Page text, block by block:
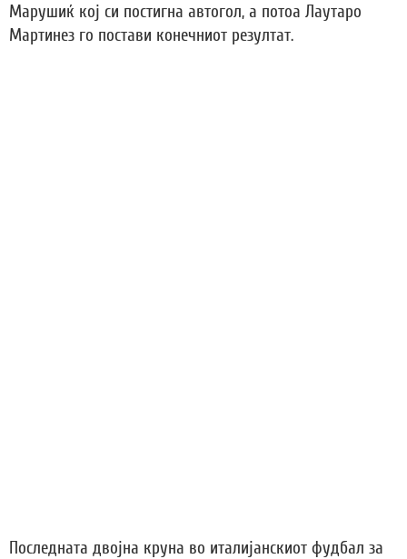
Марушиќ кој си постигна автогол, а потоа Лаутаро
Мартинез го постави конечниот резултат.
Последната двојна круна во италијанскиот фудбал за